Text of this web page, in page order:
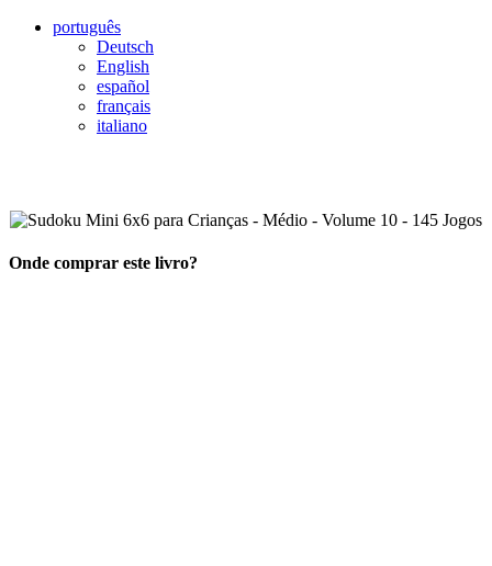
português
Deutsch
English
español
français
italiano
Onde comprar este livro?